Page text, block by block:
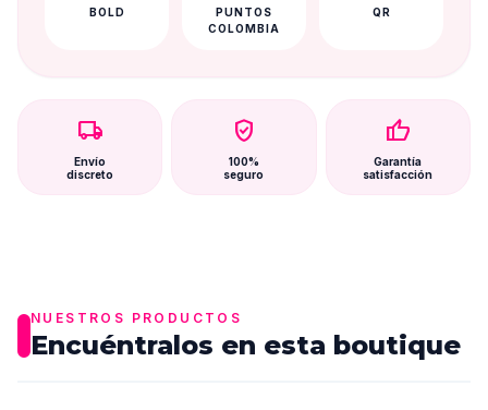
BOLD
PUNTOS
COLOMBIA
QR
local_shipping
Envío
discreto
verified_user
100%
seguro
thumb_up
Garantía
satisfacción
NUESTROS PRODUCTOS
Encuéntralos en esta boutique